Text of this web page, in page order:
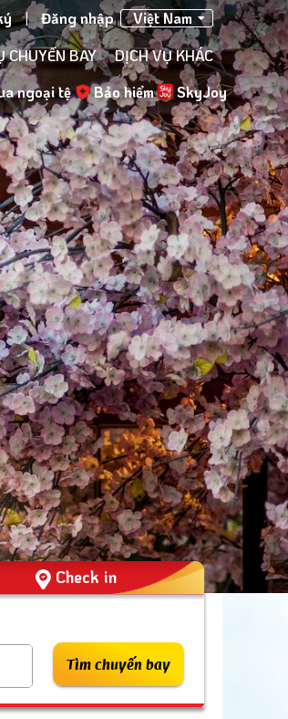
| Đăng nhập
Việt Nam
CHUYẾN BAY
DỊCH VỤ KHÁC
ngoại tệ Bảo hiểm SkyJoy
Check in
Tìm chuyến bay